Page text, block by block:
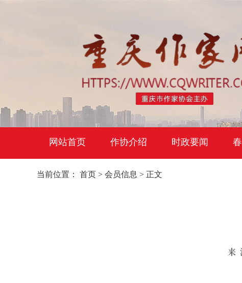
网站首页 作协介绍 时政要闻
当前位置： 首页 > 会员信息 > 正文
来